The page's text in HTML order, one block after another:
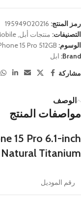
رمز المنتج: 195949020216
التصنيفات: منتجات أبل,
الوسوم: 15 Pro 512GB
Brand: ابل
مشاركة
الوصف
مواصفات المنتج
15 Pro 6.1-inch
Natural Titanium
رقم الموديل